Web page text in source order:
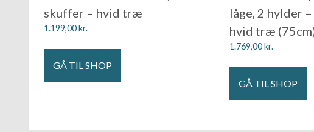
skuffer – hvid træ
1.199,00kr.
GÅ TIL SHOP
låge, 2 hylder
hvid træ
1.769,00kr.
GÅ TIL SHOP